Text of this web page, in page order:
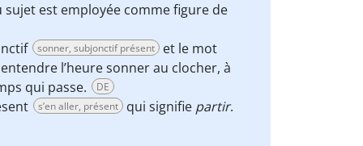
sujet est employée comme figure de
sonner, subjonctif présent
et le mot
l’heure sonner au clocher, à
qui passe. DE
s’en aller, présent qui signifie partir.